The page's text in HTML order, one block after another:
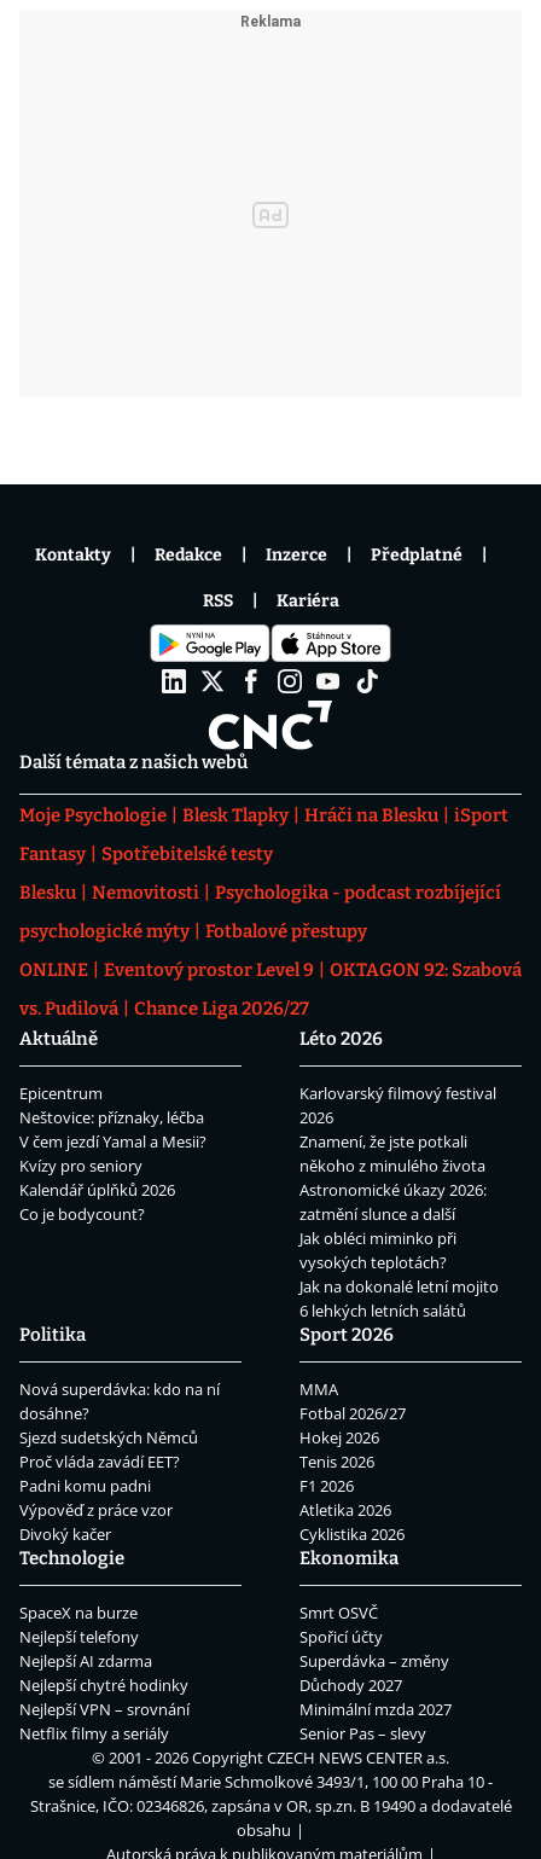
Další témata z našich webů
Moje Psychologie Blesk Tlapky Hráči na Blesku
iSport
Fantasy
Spotřebitelské testy
Blesku
Nemovitosti
Psychologika - podcast rozbíjející
psychologické mýty
Fotbalové přestupy
ONLINE
Eventový prostor Level 9
OKTAGON 92: Szabová
vs. Pudilová
Chance Liga 2026/27
Aktuálně
Epicentrum
Neštovice: příznaky, léčba
V čem jezdí Yamal a Mesii?
Kvízy pro seniory
Kalendář úplňků 2026
Co je bodycount?
Léto 2026
Karlovarský filmový festival
2026
Znamení, že jste potkali
někoho z minulého života
Astronomické úkazy 2026:
zatmění slunce a další
Jak obléci miminko při
vysokých teplotách?
Jak na dokonalé letní mojito
6 lehkých letních salátů
Politika
Nová superdávka: kdo na ní
dosáhne?
Sjezd sudetských Němců
Proč vláda zavádí EET?
Padni komu padni
Výpověď z práce vzor
Divoký kačer
Sport 2026
MMA
Fotbal 2026/27
Hokej 2026
Tenis 2026
F1 2026
Atletika 2026
Cyklistika 2026
Technologie
SpaceX na burze
Nejlepší telefony
Nejlepší AI zdarma
Nejlepší chytré hodinky
Nejlepší VPN – srovnání
Netflix filmy a seriály
Ekonomika
Smrt OSVČ
Spořicí účty
Superdávka – změny
Důchody 2027
Minimální mzda 2027
Senior Pas – slevy
Kontakty Redakce Inzerce Předplatné
RSS Kariéra
© 2001 - 2026 CopyrightCZECH NEWS CENTER a.s.
se sídlem náměstí Marie Schmolkové 3493/1, 100 00 Praha 10 -
Strašnice, IČO: 02346826, zapsána v OR, sp.zn. B 19490 a dodavatelé
obsahu
Autorská práva k publikovaným materiálům